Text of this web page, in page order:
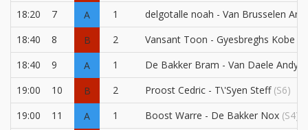
18:20
7 A 1
delgotalle noah - Van Brusselen
18:40
8 B 2 Vansant Toon - Gyesbreghs Kobe
18:40
9 A 1 De Bakker Bram - Van Daele Andy
19:00
10 B 2 Proost Cedric - T\'Syen Steff(S6)
19:00
11 A 1 Boost Warre - De Bakker Nox (S4)